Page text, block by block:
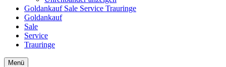
Goldankauf Sale Service Trauringe
Goldankauf
Sale
Service
Trauringe
Menü